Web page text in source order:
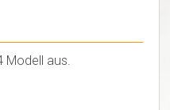
Modell aus.